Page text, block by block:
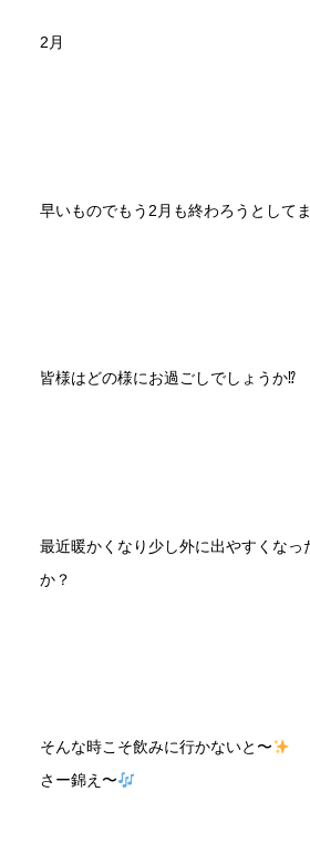
2月
早いものでもう2月も終わろうとしてま
皆様はどの様にお過ごしでしょうか⁉︎
最近暖かくなり少し外に出やすくなっ
か？
そんな時こそ飲みに行かないと〜
さー錦え〜